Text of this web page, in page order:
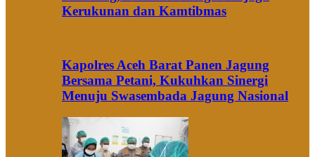
Kerukunan dan Kamtibmas
Kapolres Aceh Barat Panen Jagung
Bersama Petani, Kukuhkan Sinergi
Menuju Swasembada Jagung Nasional